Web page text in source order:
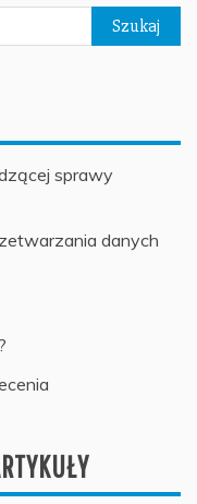
sprawy
danych